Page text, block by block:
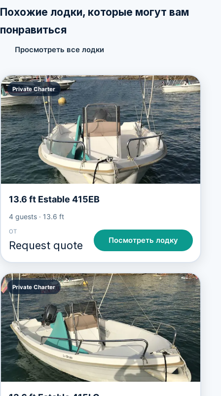
Похожие лодки, которые могут вам
понравиться
Просмотреть все лодки
Private Charter
13.6 ft Estable 415EB
4 guests· 13.6 ft
ОТ
Request quote Посмотреть лодку
Private Charter